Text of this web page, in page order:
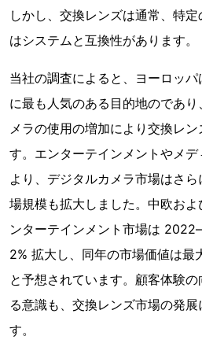
しかし、交換レンズは通常、特
はシステムと互換性があります。
当社の調査によると、ヨーロッ
に最も人気のある目的地のであ
メラの使用の増加により交換レ
す。エンターテインメントやメ
より、デジタルカメラ市場はさ
場規模も拡大しました。中欧お
ンターテインメント市場は
2% 拡大し、同年の市場価値は最
と予想されています。顧客体験
る意識も、交換レンズ市場の発
す。